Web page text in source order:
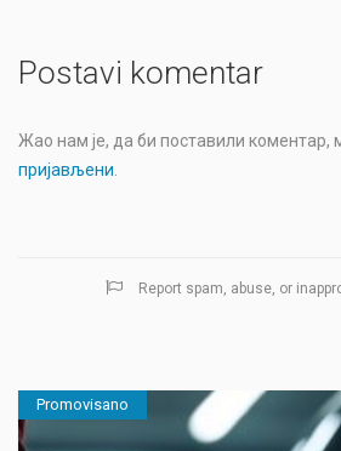
Postavi komentar
Жао нам је, да би поставили коментар,
пријављени
Report spam, abuse, or
Promovisano